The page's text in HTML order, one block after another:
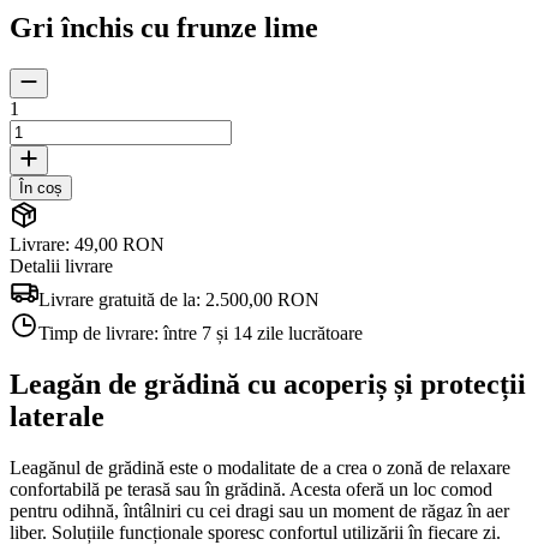
Gri închis cu frunze lime
1
În coș
Livrare: 49,00 RON
Detalii livrare
Livrare gratuită de la: 2.500,00 RON
Timp de livrare:între 7 și 14 zile lucrătoare
Leagăn de grădină cu acoperiș și protecții
laterale
Leagănul de grădină este o modalitate de a crea o zonă de relaxare
confortabilă pe terasă sau în grădină. Acesta oferă un loc comod
pentru odihnă, întâlniri cu cei dragi sau un moment de răgaz în aer
liber. Soluțiile funcționale sporesc confortul utilizării în fiecare zi.